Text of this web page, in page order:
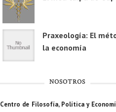
Praxeología: El
la economía
NOSOTROS
Centro de Filosofía, Política y